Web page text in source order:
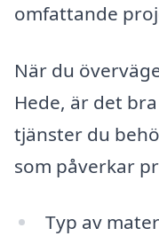
omfattande
När du
Hede, är det
tjänster du
som påverkar
Typ av